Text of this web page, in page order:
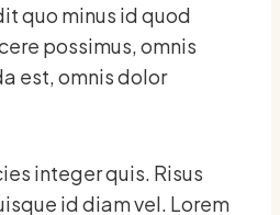
quo minus id quod
possimus, omnis
est, omnis dolor
integer quis. Risus
id diam vel. Lorem